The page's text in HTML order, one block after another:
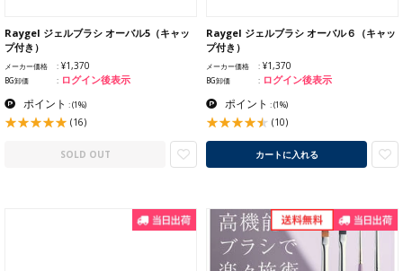
Raygel ジェルブラシ オーバル5（キャッ
プ付き）
メーカー価格 ¥1,370
BG卸価 ログイン後表示
ポイント :(1%)
(16)
SOLD OUT
Raygel ジェルブラシ オーバル６（キャッ
プ付き）
メーカー価格 ¥1,370
BG卸価 ログイン後表示
ポイント :(1%)
(10)
カートに入れる